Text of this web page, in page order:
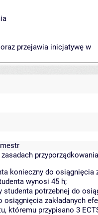
konieczny do
wynosi 45 h;
potrzebnej do
zakładanych
któremu przypisano 3